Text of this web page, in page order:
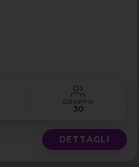
GRUPPO
30
DETTAGLI